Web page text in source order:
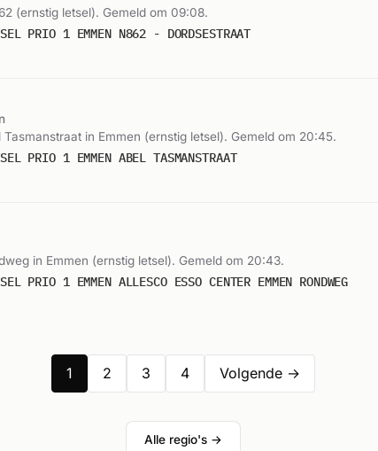
(ernstig letsel). Gemeld om 09:08.
PRIO 1 EMMEN N862 - DORDSESTRAAT
in Emmen (ernstig letsel). Gemeld om 20:45.
PRIO 1 EMMEN ABEL TASMANSTRAAT
in Emmen (ernstig letsel). Gemeld om 20:43.
PRIO 1 EMMEN ALLESCO ESSO CENTER EMMEN RONDWEG
1 2 3 4 Volgende →
Alle regio's →